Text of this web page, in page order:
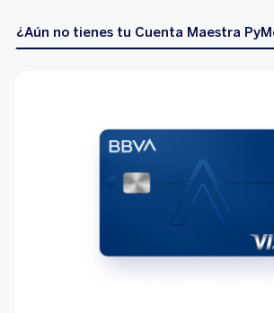
¿Aún no tienes tu Cuenta Maestra